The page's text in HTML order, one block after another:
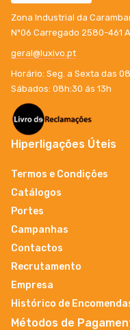
Zona Industrial da
Nº06 Carregado 2580-461
geral@luxivo.pt
Horário: Seg. a Sexta das
Sábados: 08h:30 ás 13h
Hiperligações Úteis
Termos e Condições
Catálogos
Portes
Campanhas
Contactos
Recrutamento
Empresa
Histórico de
Métodos de